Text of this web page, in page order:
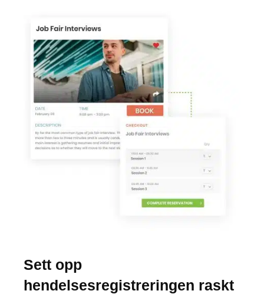
Sett opp
hendelsesregistreringen raskt